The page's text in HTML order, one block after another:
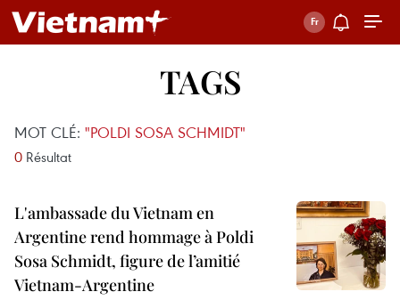
TAGS
MOT CLÉ: "POLDI SOSA SCHMIDT"
0 Résultat
L'ambassade du Vietnam en
Argentine rend hommage à Poldi
Sosa Schmidt, figure de l’amitié
Vietnam-Argentine